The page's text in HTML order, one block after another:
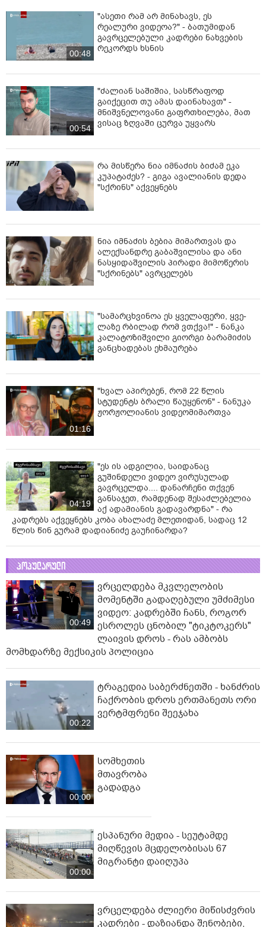
00:48
"ასეთი რამ არ მინახავს, ეს
რეალური ვიდეოა?" - ბათუმიდან
გავრცელებული კადრები ნახვების
რეკორდს ხსნის
00:54
"ძალიან საშიშია, სასწრაფოდ
გაიქეცით თუ ამას დაინახავთ" -
მნიშვნელოვანი გაფრთხილება, მათ
ვისაც ზღვაში ცურვა უყვარს
რა მისწერა ნია იმნაძის ბიძამ ეკა
კუპატაძეს? - გიგა ავალიანის დედა
"სქრინს" აქვეყნებს
ნია იმნაძის ბებია მიმართვას და
ალექსანდრე გაბაშვილისა და ანი
ნასყიდაშვილის პირადი მიმოწერის
"სქრინებს" ავრცელებს
"სა­მარ­ცხვი­ნოა ეს ყვე­ლა­ფე­რი, ყვე­
ლა­ზე რბი­ლად რომ ვთქვა!" - ნანკა
კალატოზიშვილი გიორგი ბარამიძის
განცხადებას ეხმაურება
01:16
"ხვალ აპირებენ, რომ 22 წლის
სტუდენტს ბრალი წაუყენონ" - ნანუკა
ჟორჟოლიანის ვიდეომიმართვა
04:19
"ეს ის ადგილია, საიდანაც
გუშინდელი ვიდეო ვირუსულად
გავრცელდა.... დანარჩენი თქვენ
განსაჯეთ, რამდენად შესაძლებელია
აქ ადამიანის გადავარდნა" - რა
კადრებს აქვეყნებს კობა ახალაძე მლეთიდან, სადაც 12
წლის წინ გურამ დადიანიძე გაუჩინარდა?
პოპულარული
00:49
ვრცელდება მკვლელობის
მომენტში გადაღებული უმძიმესი
ვიდეო: კადრებში ჩანს, როგორ
ესროლეს ცნობილ "ტიკტოკერს"
ლაივის დროს - რას ამბობს
მომხდარზე მექსიკის პოლიცია
00:22
ტრაგედია საბერძნეთში - ხანძრის
ჩაქრობის დროს ერთმანეთს ორი
ვერტმფრენი შეეჯახა
00:00
სომხეთის
მთავრობა
გადადგა
00:00
ესპანური მედია - სეუტამდე
მიღწევის მცდელობისას 67
მიგრანტი დაიღუპა
ვრცელდება ძლიერი მიწისძვრის
კადრები - დაზიანდა შენობები,